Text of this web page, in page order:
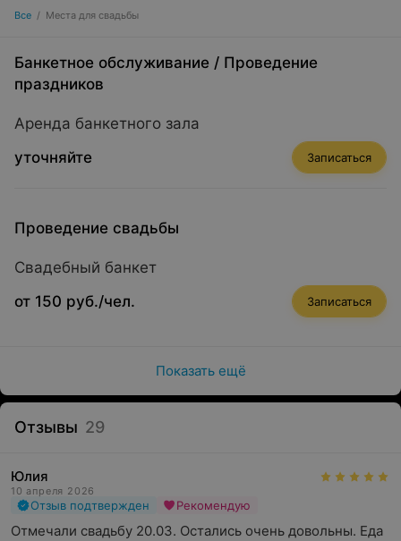
Все / Места для свадьбы
Банкетное обслуживание / Проведение
праздников
Аренда банкетного зала
уточняйте
Записаться
Проведение свадьбы
Свадебный банкет
от 150 руб./чел.
Записаться
Показать ещё
Отзывы 29
Юлия
10 апреля 2026
Отзыв подтвержден Рекомендую
Отмечали свадьбу 20.03. Остались очень довольны. Еда